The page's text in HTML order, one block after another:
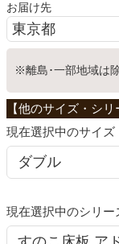
こたつ
お届け先
※離島･一部地域は除
サイズ
シリー